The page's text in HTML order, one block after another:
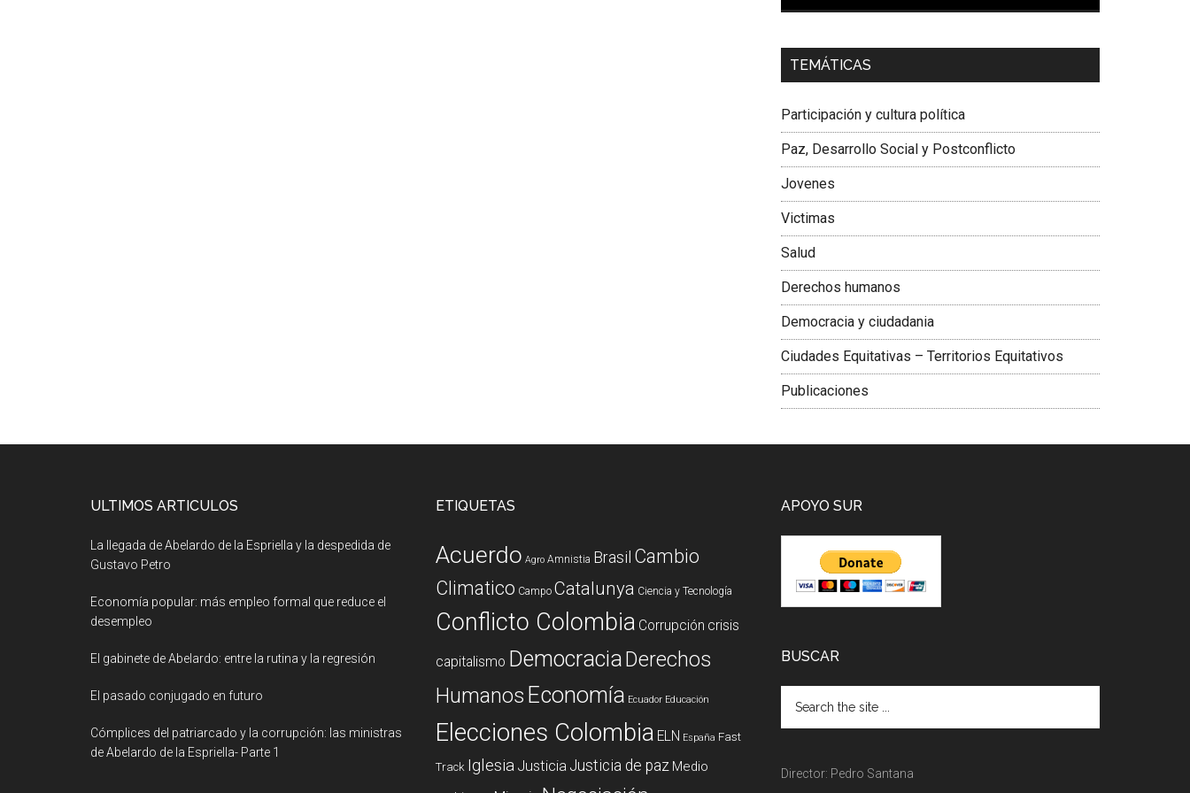
Dra. Carolina Corcho Mejía,
Latinoamericana Sur, Vicepresidenta Federación
TEMÁTICAS
Participación y cultura política
Paz, Desarrollo Social y Postconflicto
Jovenes
Victimas
Salud
Derechos humanos
Democracia y ciudadania
Ciudades Equitativas – Territorios Equitativos
Publicaciones
ULTIMOS ARTICULOS
La llegada de Abelardo de la Espriella y la despedida de
Gustavo Petro
Economía popular: más empleo formal que reduce el
desempleo
El gabinete de Abelardo: entre la rutina y la regresión
El pasado conjugado en futuro
Cómplices del patriarcado y la corrupción: las ministras
de Abelardo de la Espriella- Parte 1
ETIQUETAS
Acuerdo Agro Amnistia Brasil Cambio
Climatico Campo Catalunya Ciencia y Tecnología
Conflicto Colombia Corrupción crisis
capitalismo DemocraciaDerechos
Humanos Economía Ecuador Educación
Elecciones Colombia ELN España Fast
Track Iglesia Justicia Justicia de paz Medio
APOYO SUR
BUSCAR
Director: Pedro Santana